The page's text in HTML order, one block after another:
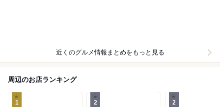
近くのグルメ情報まとめをもっと見る
周辺のお店ランキング
1 2 2